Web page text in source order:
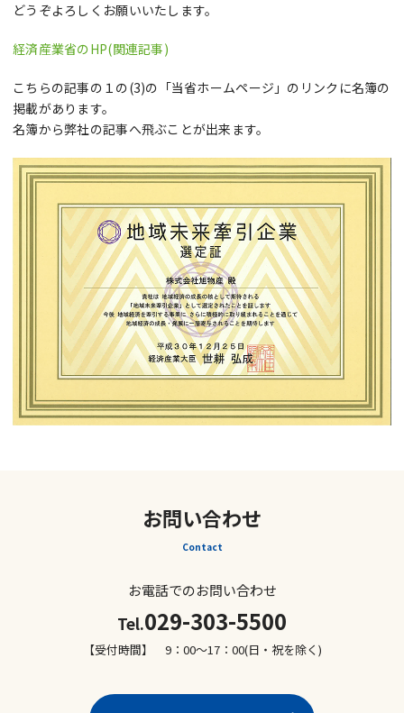
どうぞよろしくお願いいたします。
経済産業省のHP(関連記事)
こちらの記事の１の(3)の「当省ホームページ」のリンクに名簿の
掲載があります。
名簿から弊社の記事へ飛ぶことが出来ます。
お問い合わせ
Contact
お電話でのお問い合わせ
Tel.029-303-5500
【受付時間】 9：00～17：00(日・祝を除く)